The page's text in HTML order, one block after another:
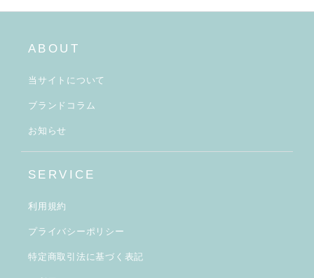
ABOUT
当サイトについて
ブランドコラム
お知らせ
SERVICE
利用規約
プライバシーポリシー
特定商取引法に基づく表記